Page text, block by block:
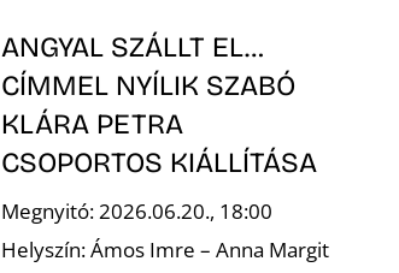
ANGYAL SZÁLLT EL…
CÍMMEL NYÍLIK SZABÓ
KLÁRA PETRA
CSOPORTOS KIÁLLÍTÁSA
Megnyitó: 2026.06.20., 18:00
Helyszín: Ámos Imre – Anna Margit